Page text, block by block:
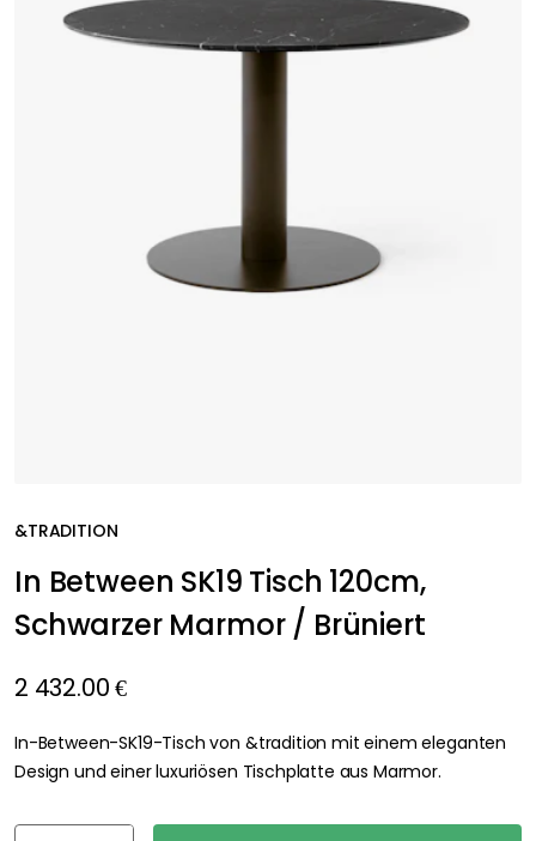
&TRADITION
In Between SK19 Tisch 120cm,
Schwarzer Marmor / Brüniert
2 432.00 €
In-Between-SK19-Tisch von &tradition mit einem eleganten
Design und einer luxuriösen Tischplatte aus Marmor.